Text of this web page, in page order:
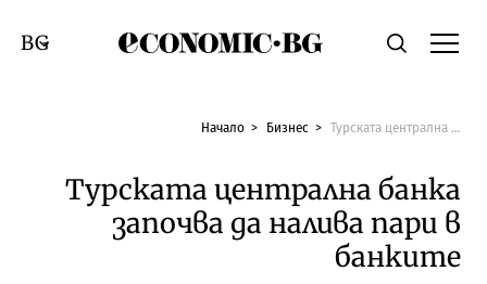
Economic.bgТърсене
Смяна на език
Начало Бизнес Турската централна банка започва да налива пари в банките
Турската централна банка
започва да налива пари в
банките